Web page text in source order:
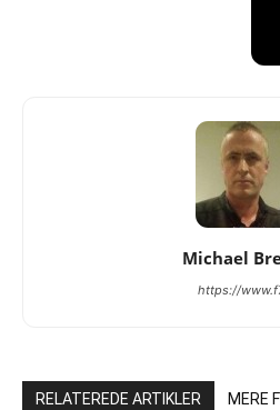
Michael
https://
RELATEREDE ARTIKLER MERE